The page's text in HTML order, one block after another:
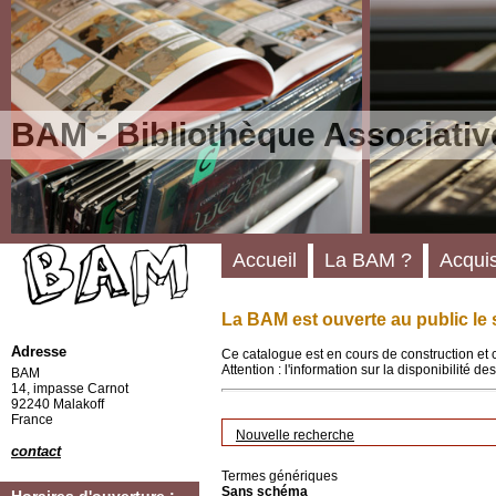
BAM - Bibliothèque
La BAM est ouverte au public le
Ce catalogue est en cours de construction
Attention : l'information sur la disponibilité
Nouvelle recherche
Termes génériques
Sans schéma
Accueil La BAM ?
Adresse
BAM
14, impasse Carnot
92240 Malakoff
France
contact